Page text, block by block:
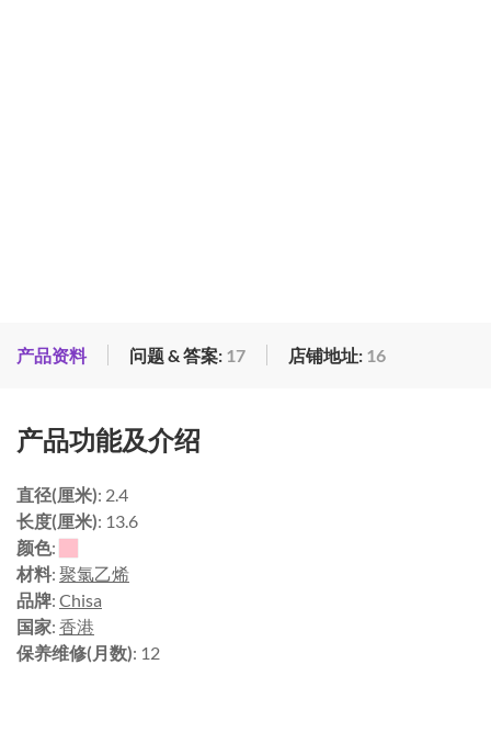
产品资料 问题 & 答案: 17 店铺地址: 16
产品功能及介绍
直径(厘米): 2.4
长度(厘米): 13.6
颜色:
材料: 聚氯乙烯
品牌: Chisa
国家: 香港
保养维修(月数): 12